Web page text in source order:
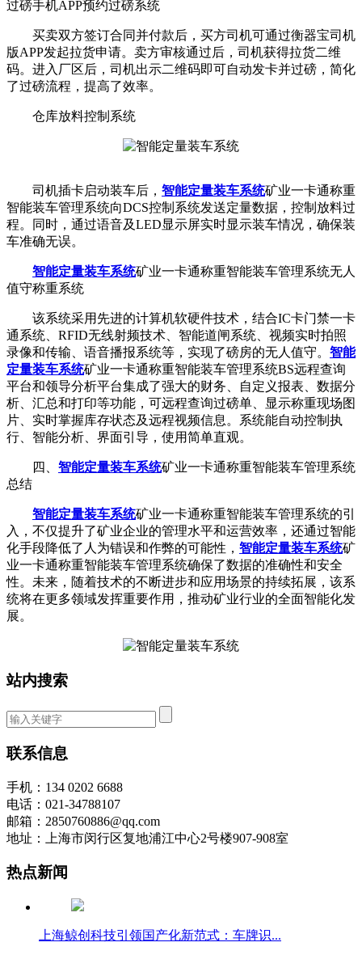
过磅手机APP预约过磅系统
买卖双方签订合同并付款后，买方司机可通过衡器宝司机
版APP发起拉货申请。卖方审核通过后，司机获得拉货二维
码。进入厂区后，司机出示二维码即可自动发卡并过磅，简化
了过磅流程，提高了效率。
仓库放料控制系统
司机插卡启动装车后， 智能定量装车系统矿业一卡通称重
智能装车管理系统向DCS控制系统发送定量数据，控制放料过
程。同时，通过语音及LED显示屏实时显示装车情况，确保装
车准确无误。
智能定量装车系统矿业一卡通称重智能装车管理系统无人
值守称重系统
该系统采用先进的计算机软硬件技术，结合IC卡门禁一卡
通系统、RFID无线射频技术、智能道闸系统、视频实时拍照
录像和传输、语音播报系统等，实现了磅房的无人值守。 智能
定量装车系统矿业一卡通称重智能装车管理系统BS远程查询
平台和领导分析平台集成了强大的财务、自定义报表、数据分
析、汇总和打印等功能，可远程查询过磅单、显示称重现场图
片、实时掌握库存状态及远程视频信息。系统能自动控制执
行、智能分析、界面引导，使用简单直观。
四、 智能定量装车系统矿业一卡通称重智能装车管理系统
总结
智能定量装车系统矿业一卡通称重智能装车管理系统的引
入，不仅提升了矿业企业的管理水平和运营效率，还通过智能
化手段降低了人为错误和作弊的可能性， 智能定量装车系统矿
业一卡通称重智能装车管理系统确保了数据的准确性和安全
性。未来，随着技术的不断进步和应用场景的持续拓展，该系
统将在更多领域发挥重要作用，推动矿业行业的全面智能化发
展。
站内搜索
联系信息
手机：134 0202 6688
电话：021-34788107
邮箱：2850760886@qq.com
地址：上海市闵行区复地浦江中心2号楼907-908室
热点新闻
上海鲸创科技引领国产化新范式：车牌识...